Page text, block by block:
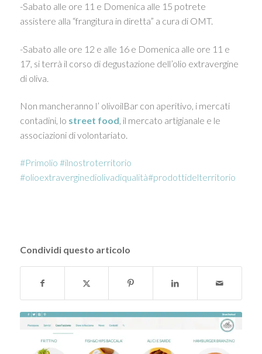
-Sabato alle ore 11 e Domenica alle 15 potrete
assistere alla “frangitura in diretta” a cura di OMT.
-Sabato alle ore 12 e alle 16 e Domenica alle ore 11 e
17, si terrà il corso di degustazione dell’olio extravergine
di oliva.
Non mancheranno l’ olivoilBar con aperitivo, i mercati
contadini, lo street food, il mercato artigianale e le
associazioni di volontariato.
‪#‎Primolio‬ ‪#‎ilnostroterritorio‬
‪#‎olioextraverginediolivadiqualità‬‪#‎prodottidelterritorio‬
Condividi questo articolo